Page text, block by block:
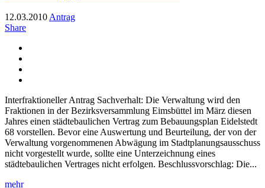
12.03.2010 Antrag
Share
Interfraktioneller Antrag Sachverhalt: Die Verwaltung wird den
Fraktionen in der Bezirksversammlung Eimsbüttel im März diesen
Jahres einen städtebaulichen Vertrag zum Bebauungsplan Eidelstedt
68 vorstellen. Bevor eine Auswertung und Beurteilung, der von der
Verwaltung vorgenommenen Abwägung im Stadtplanungsausschuss
nicht vorgestellt wurde, sollte eine Unterzeichnung eines
städtebaulichen Vertrages nicht erfolgen. Beschlussvorschlag: Die...
mehr